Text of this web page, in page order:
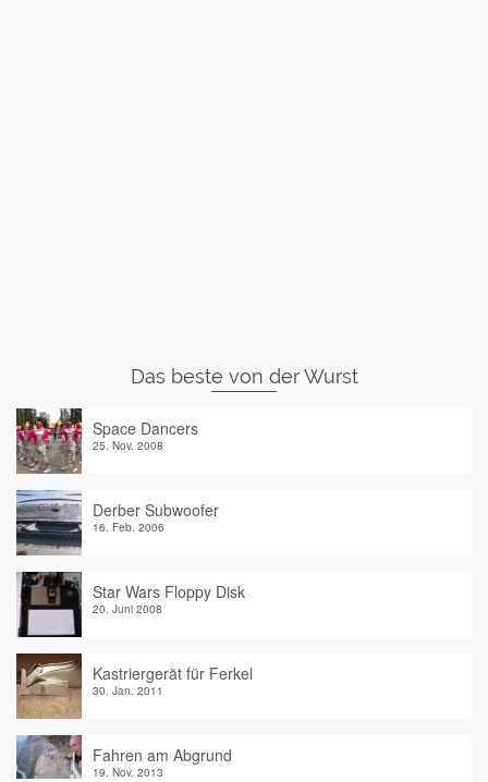
Das beste von der Wurst
Space Dancers
25. Nov. 2008
Derber Subwoofer
16. Feb. 2006
Star Wars Floppy Disk
20. Juni 2008
Kastriergerät für Ferkel
30. Jan. 2011
Fahren am Abgrund
19. Nov. 2013